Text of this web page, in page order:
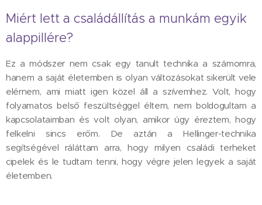
Miért lett a családállítás a munkám egyik
alappillére?
Ez a módszer nem csak egy tanult technika a számomra,
hanem a saját életemben is olyan változásokat sikerült vele
elérnem, ami miatt igen közel áll a szívemhez. Volt, hogy
folyamatos belső feszültséggel éltem, nem boldogultam a
kapcsolataimban és volt olyan, amikor úgy éreztem, hogy
felkelni sincs erőm. De aztán a Hellinger-technika
segítségével ráláttam arra, hogy milyen családi terheket
cipelek és le tudtam tenni, hogy végre jelen legyek a saját
életemben.